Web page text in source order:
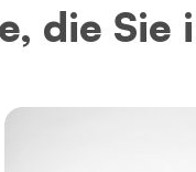
die Sie